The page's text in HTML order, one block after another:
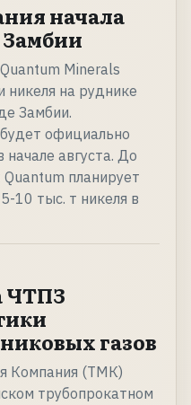
начала
Minerals
никеля на руднике
Замбии.
официально
августа. До
планирует
10 тыс. т никеля в
ЧТПЗ
газов
Компания (ТМК)
трубопрокатном